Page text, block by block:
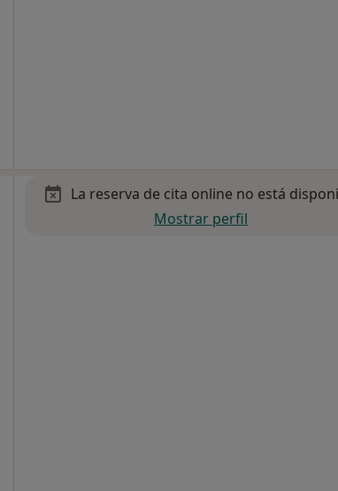
La reserva de cita online no está
Mostrar perfil